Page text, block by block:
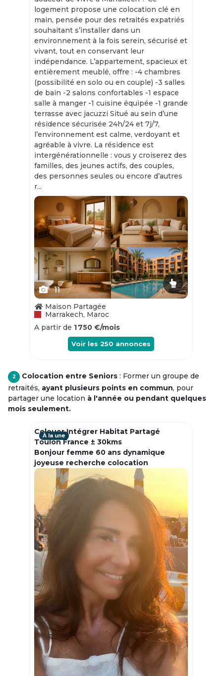
logement propose une colocation clé en
main, pensée pour des retraités expatriés
souhaitant s’installer dans un
environnement à la fois serein, sécurisé et
vivant, tout en conservant leur
indépendance. L’appartement, spacieux et
entièrement meublé, offre : -4 chambres
(possibilité en solo ou en couple) -3 salles
de bain -2 salons confortables -1 espace
salle à manger -1 cuisine équipée -1 grande
terrasse avec jacuzzi Situé au sein d’une
résidence sécurisée 24h/24 et 7j/7,
l’environnement est calme, verdoyant et
agréable à vivre. La résidence est
intergénérationnelle : vous y croiserez des
familles, des jeunes actifs, des couples,
des personnes seules ou encore d’autres
r...
Slide 1 of 11
11
Maison Partagée
Marrakech, Maroc
A partir de 1 750 €/mois
Voir les 250 annonces
2 Colocation entre Seniors : Former un groupe de
retraités, ayant plusieurs points en commun, pour
partager une location à l'année ou pendant quelques
mois seulement.
Colouer Intégrer Habitat Partagé
Toulon France ± 30kms
Bonjour femme 60 ans dynamique
joyeuse recherche colocation
À la une